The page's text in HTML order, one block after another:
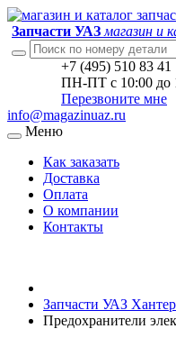
Запчасти УАЗ магазин и
+7 (495) 510 83 41
ПН-ПТ с 10:00 до
Перезвоните мне
info@magazinuaz.ru
Меню
Как заказать
Доставка
Оплата
О компании
Контакты
Запчасти УАЗ
Предохранители